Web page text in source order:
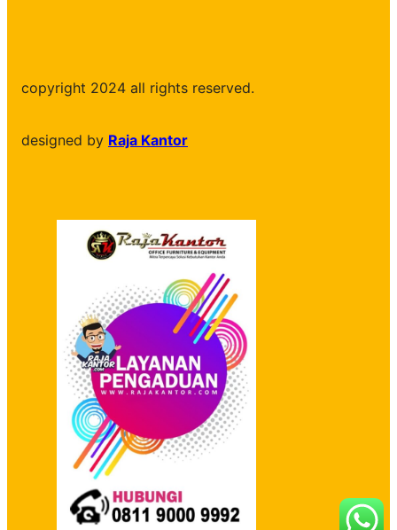
copyright 2024 all rights reserved.
designed by Raja Kantor